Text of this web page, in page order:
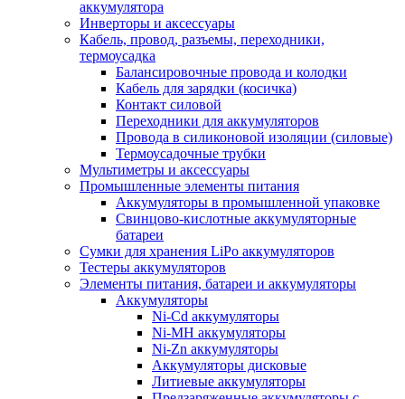
аккумулятора
Инверторы и аксессуары
Кабель, провод, разъемы, переходники,
термоусадка
Балансировочные провода и колодки
Кабель для зарядки (косичка)
Контакт силовой
Переходники для аккумуляторов
Провода в силиконовой изоляции (силовые)
Термоусадочные трубки
Мультиметры и аксессуары
Промышленные элементы питания
Аккумуляторы в промышленной упаковке
Свинцово-кислотные аккумуляторные
батареи
Сумки для хранения LiPo аккумуляторов
Тестеры аккумуляторов
Элементы питания, батареи и аккумуляторы
Аккумуляторы
Ni-Cd аккумуляторы
Ni-MH аккумуляторы
Ni-Zn аккумуляторы
Аккумуляторы дисковые
Литиевые аккумуляторы